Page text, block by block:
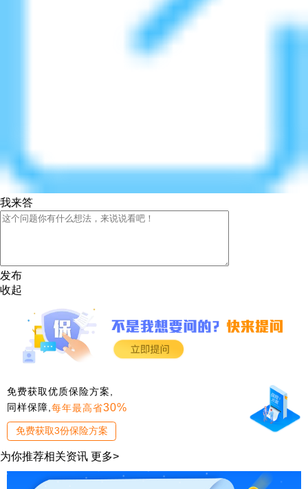
我来答
发布
收起
免费获取优质保险方案,
同样保障,每年最高省30%
免费获取3份保险方案
为你推荐相关资讯 更多>